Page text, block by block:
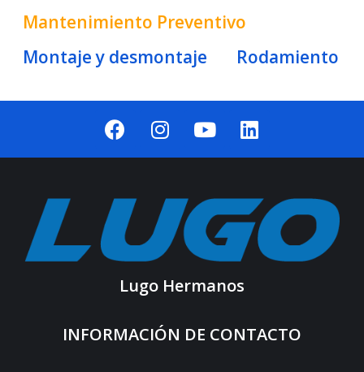
Mantenimiento Preventivo
Montaje y desmontaje
Rodamiento
Lugo Hermanos
INFORMACIÓN DE CONTACTO